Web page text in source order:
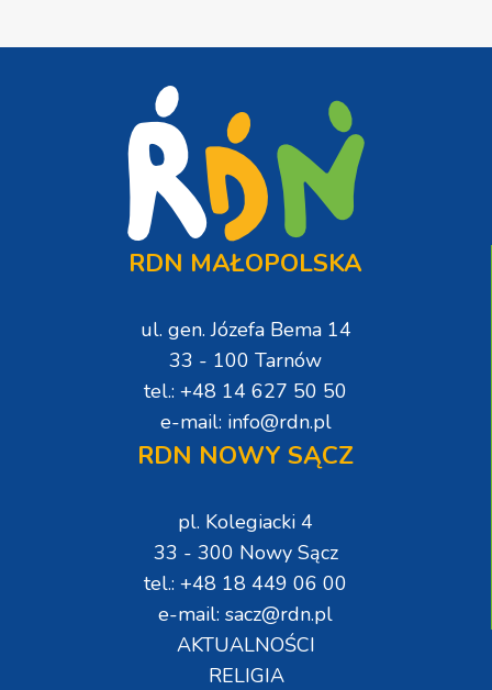
RDN MAŁOPOLSKA
ul. gen. Józefa Bema 14
33 - 100 Tarnów
tel.: +48 14 627 50 50
e-mail: info@rdn.pl
RDN NOWY SĄCZ
pl. Kolegiacki 4
33 - 300 Nowy Sącz
tel.: +48 18 449 06 00
e-mail: sacz@rdn.pl
AKTUALNOŚCI
RELIGIA